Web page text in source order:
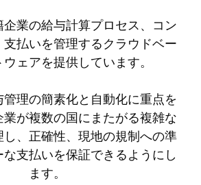
業の給与計算プロセス、コン
払いを管理するクラウドベー
ェアを提供しています。
管理の簡素化と自動化に重点を
が複数の国にまたがる複雑な
、正確性、現地の規制への準
支払いを保証できるようにし
ます。